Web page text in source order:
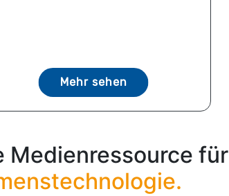
Mehr sehen
Medienressource für